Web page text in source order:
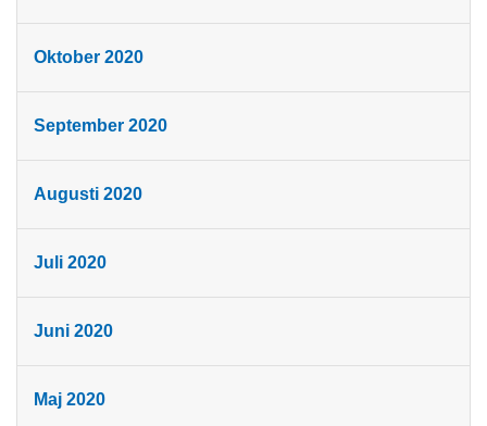
Oktober 2020
September 2020
Augusti 2020
Juli 2020
Juni 2020
Maj 2020